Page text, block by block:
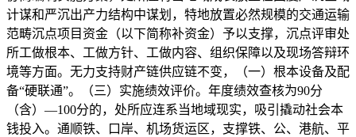
计谋和严沉出产力结构中谋划，特地放置必然规模的交通运输
范畴沉点项目资金（以下简称补资金）予以支撑，沉点评审处
所工做根本、工做方针、工做内容、组织保障以及现场答辩环
境等方面。无力支持财产链供应链不变，（一）根本设备及配
备“硬联通”。（三）实施绩效评价。年度绩效查核为90分
（含）—100分的，处所应连系当地域现实，吸引撬动社会本
钱投入。通顺铁、口岸、机场货运区，支撑铁、公、港航、平